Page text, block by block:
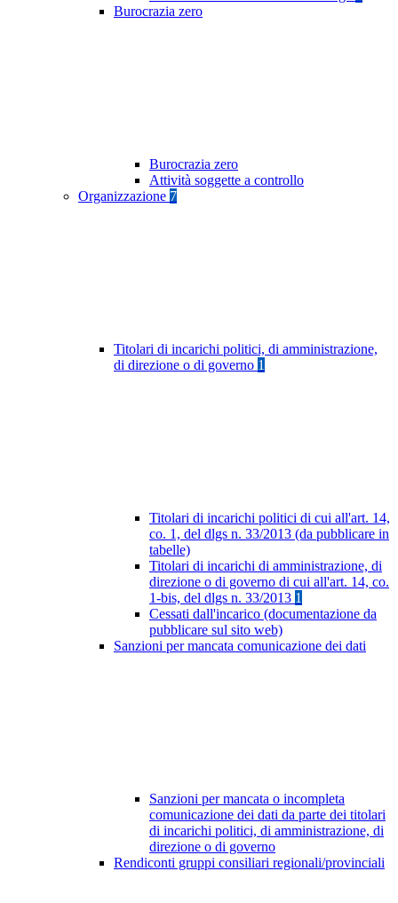
Burocrazia zero
Burocrazia zero
Attività soggette a controllo
Organizzazione 7
Titolari di incarichi politici, di amministrazione,
di direzione o di governo 1
Titolari di incarichi politici di cui all'art. 14,
co. 1, del dlgs n. 33/2013 (da pubblicare in
tabelle)
Titolari di incarichi di amministrazione, di
direzione o di governo di cui all'art. 14, co.
1-bis, del dlgs n. 33/2013 1
Cessati dall'incarico (documentazione da
pubblicare sul sito web)
Sanzioni per mancata comunicazione dei dati
Sanzioni per mancata o incompleta
comunicazione dei dati da parte dei titolari
di incarichi politici, di amministrazione, di
direzione o di governo
Rendiconti gruppi consiliari regionali/provinciali